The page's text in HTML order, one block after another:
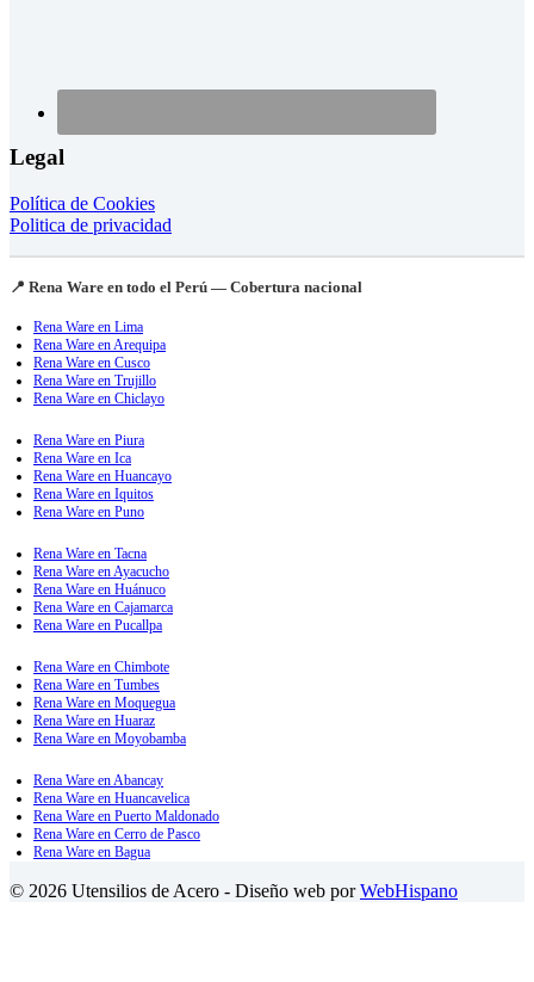
Legal
Política de Cookies
Politica de privacidad
📍 Rena Ware en todo el Perú — Cobertura nacional
Rena Ware en Lima
Rena Ware en Arequipa
Rena Ware en Cusco
Rena Ware en Trujillo
Rena Ware en Chiclayo
Rena Ware en Piura
Rena Ware en Ica
Rena Ware en Huancayo
Rena Ware en Iquitos
Rena Ware en Puno
Rena Ware en Tacna
Rena Ware en Ayacucho
Rena Ware en Huánuco
Rena Ware en Cajamarca
Rena Ware en Pucallpa
Rena Ware en Chimbote
Rena Ware en Tumbes
Rena Ware en Moquegua
Rena Ware en Huaraz
Rena Ware en Moyobamba
Rena Ware en Abancay
Rena Ware en Huancavelica
Rena Ware en Puerto Maldonado
Rena Ware en Cerro de Pasco
Rena Ware en Bagua
© 2026 Utensilios de Acero - Diseño web porWebHispano